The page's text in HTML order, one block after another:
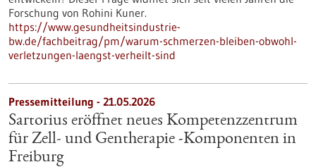
Forschung von Rohini Kuner.
https://www.gesundheitsindustrie-
bw.de/fachbeitrag/pm/warum-schmerzen-bleiben-obwohl-
verletzungen-laengst-verheilt-sind
Pressemitteilung - 21.05.2026
Sartorius eröffnet neues Kompetenzzentrum
für Zell- und Gentherapie ‑Komponenten in
Freiburg